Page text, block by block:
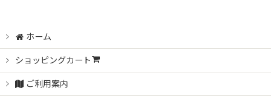
ホーム
ショッピングカート
ご利用案内